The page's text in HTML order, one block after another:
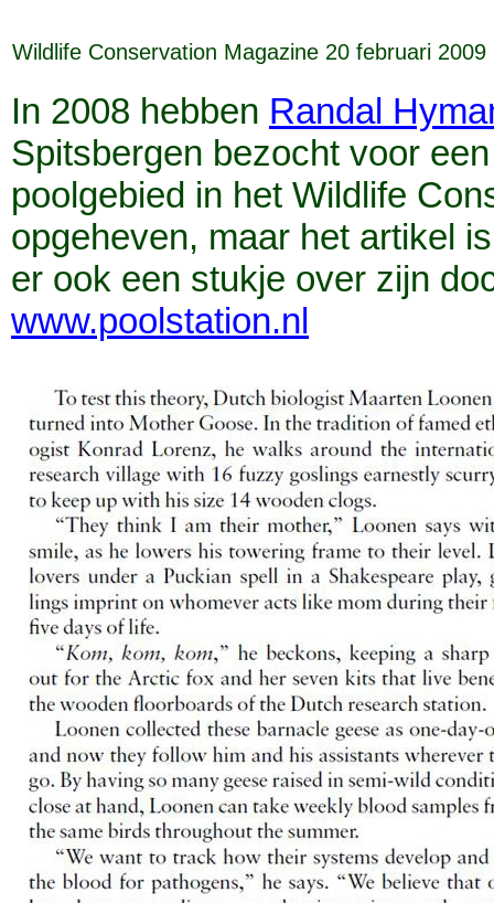
Wildlife Conservation Magazine 20 februari 2009
In 2008 hebben Randal
Spitsbergen bezocht voor
poolgebied in het Wildlife
opgeheven, maar het artikel
er ook een stukje over zijn
www.poolstation.nl